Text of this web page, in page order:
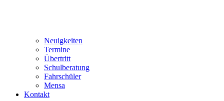
Neuigkeiten
Termine
Übertritt
Schulberatung
Fahrschüler
Mensa
Kontakt